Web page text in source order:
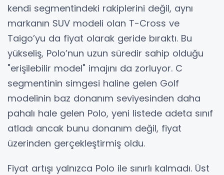
kendi segmentindeki rakiplerini değil, aynı
markanın SUV modeli olan T-Cross ve
Taigo’yu da fiyat olarak geride bıraktı. Bu
yükseliş, Polo’nun uzun süredir sahip olduğu
"erişilebilir model" imajını da zorluyor. C
segmentinin simgesi haline gelen Golf
modelinin baz donanım seviyesinden daha
pahalı hale gelen Polo, yeni listede adeta sınıf
atladı ancak bunu donanım değil, fiyat
üzerinden gerçekleştirmiş oldu.
Fiyat artışı yalnızca Polo ile sınırlı kalmadı. Üst